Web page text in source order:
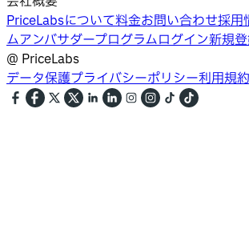
PriceLabsについて料金お問い合わせ採用
ムアンバサダープログラムログイン新規
@ PriceLabs
データ保護プライバシーポリシー利用規約